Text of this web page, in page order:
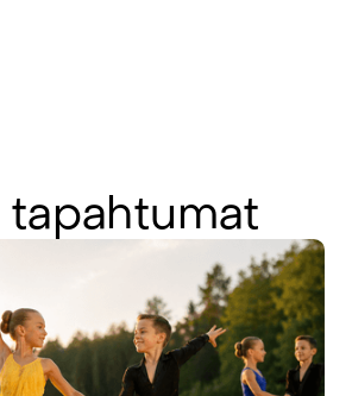
tapahtumat